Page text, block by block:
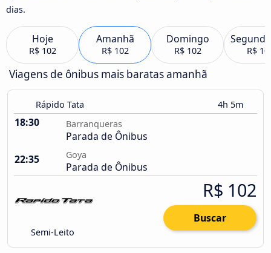
dias.
Hoje
R$ 102
Amanhã
R$ 102
Domingo
R$ 102 R$
Viagens de ônibus mais baratas amanhã
Rápido Tata 4h 5m
18:30 Barranqueras
Parada de Ônibus
22:35
Goya
Parada de Ônibus
Semi-Leito
R$ 102
Buscar